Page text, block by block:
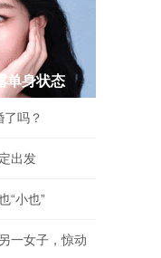
单身状态
吗？
出发
“小也”
一女子，惊动